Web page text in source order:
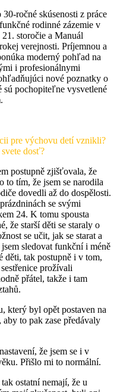
ročné skúsenosti z práce
rodinné zázemie v
storočie a Manuál
verejnosti. Príjemnou a
moderný pohľad na
i profesionálnymi
nové poznatky o
pochopiteľne vysvetlené
pre výchovu detí vznikli?
dosť?
postupně zjišťovala, že
to tím, že jsem se narodila
dovedli až do dospělosti.
se svými
24. K tomu spousta
že starší děti se staraly o
se učit, jak se starat a
sledovat funkční i méně
děti, tak postupně i v tom,
prožívali
přátel, takže i tam
který byl opět postaven na
to pak zase předávaly
že jsem se i v
Přišlo mi to normální.
ostatní nemají, že u